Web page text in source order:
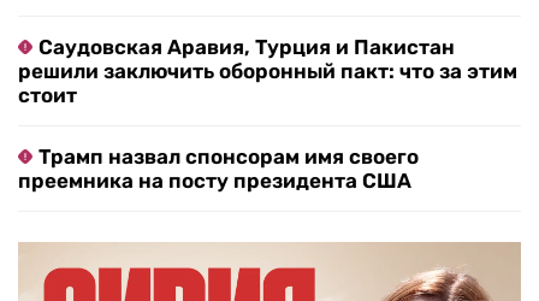
Саудовская Аравия, Турция и Пакистан
решили заключить оборонный пакт: что за этим
стоит
Трамп назвал спонсорам имя своего
преемника на посту президента США